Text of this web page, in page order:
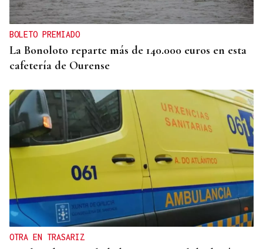
BOLETO PREMIADO
La Bonoloto reparte más de 140.000 euros en esta
cafetería de Ourense
OTRA EN TRASARIZ